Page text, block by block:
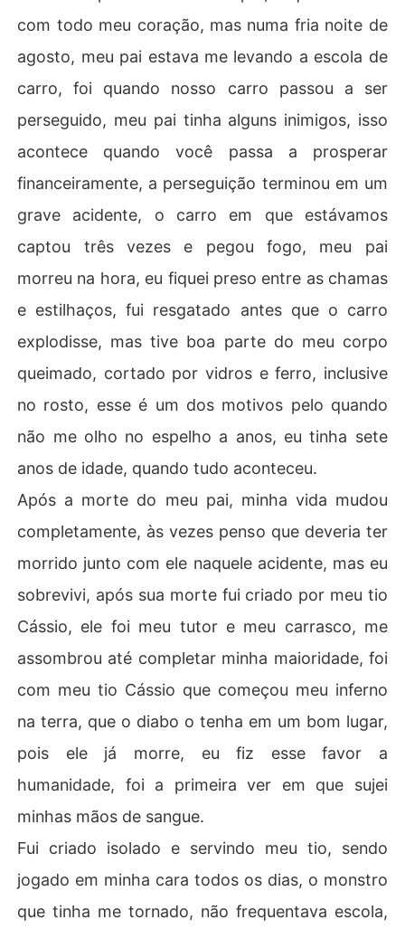
com todo meu coração, mas numa fria noite de
agosto, meu pai estava me levando a escola de
carro, foi quando nosso carro passou a ser
perseguido, meu pai tinha alguns inimigos, isso
acontece quando você passa a prosperar
financeiramente, a perseguição terminou em um
grave acidente, o carro em que estávamos
captou três vezes e pegou fogo, meu pai
morreu na hora, eu fiquei preso entre as chamas
e estilhaços, fui resgatado antes que o carro
explodisse, mas tive boa parte do meu corpo
queimado, cortado por vidros e ferro, inclusive
no rosto, esse é um dos motivos pelo quando
não me olho no espelho a anos, eu tinha sete
anos de idade, quando tudo aconteceu.
Após a morte do meu pai, minha vida mudou
completamente, às vezes penso que deveria ter
morrido junto com ele naquele acidente, mas eu
sobrevivi, após sua morte fui criado por meu tio
Cássio, ele foi meu tutor e meu carrasco, me
assombrou até completar minha maioridade, foi
com meu tio Cássio que começou meu inferno
na terra, que o diabo o tenha em um bom lugar,
pois ele já morre, eu fiz esse favor a
humanidade, foi a primeira ver em que sujei
minhas mãos de sangue.
Fui criado isolado e servindo meu tio, sendo
jogado em minha cara todos os dias, o monstro
que tinha me tornado, não frequentava escola,